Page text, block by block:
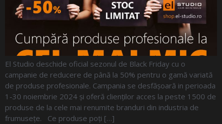
El Studio deschide oficial sezonul de Black Friday cu o
campanie de reducere de până la 50% pentru o gamă variată
de produse profesionale. Campania se desfășoară in perioada
1-30 noiembrie 2024 și oferă clienților acces la peste 1500 de
produse de la cele mai renumite branduri din industria de
frumusețe. Ce produse poți […]